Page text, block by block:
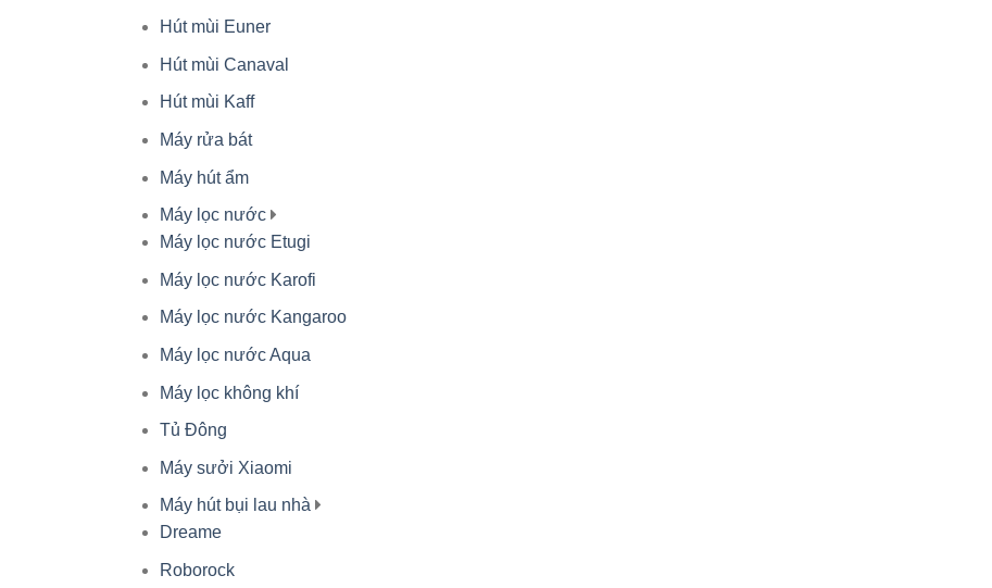
Hút mùi Euner
Hút mùi Canaval
Hút mùi Kaff
Máy rửa bát
Máy hút ẩm
Máy lọc nước
Máy lọc nước Etugi
Máy lọc nước Karofi
Máy lọc nước Kangaroo
Máy lọc nước Aqua
Máy lọc không khí
Tủ Đông
Máy sưởi Xiaomi
Máy hút bụi lau nhà
Dreame
Roborock